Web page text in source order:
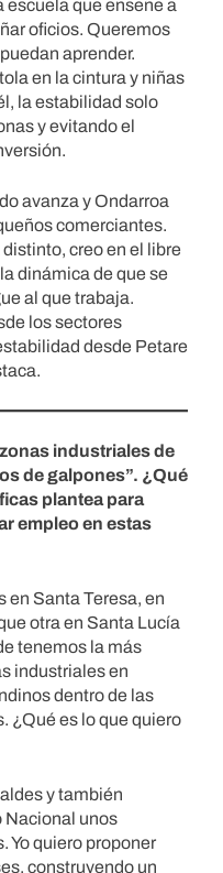
escuela que enseñe a
oficios. Queremos
aprender.
en la cintura y niñas
la estabilidad solo
y evitando el
avanza y Ondarroa
comerciantes.
creo en el libre
dinámica de que se
al que trabaja.
los sectores
desde Petare
industriales de
de galpones”. ¿Qué
plantea para
empleo en estas
en Santa Teresa, en
otra en Santa Lucía
tenemos la más
industriales en
dentro de las
¿Qué es lo que quiero
y también
Nacional unos
Yo quiero proponer
construyendo un